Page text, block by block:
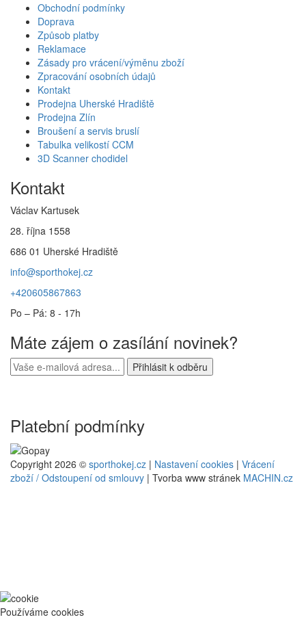
Obchodní podmínky
Doprava
Způsob platby
Reklamace
Zásady pro vrácení/výměnu zboží
Zpracování osobních údajů
Kontakt
Prodejna Uherské Hradiště
Prodejna Zlín
Broušení a servis bruslí
Tabulka velikostí CCM
3D Scanner chodidel
Kontakt
Václav Kartusek
28. října 1558
686 01 Uherské Hradiště
info@sporthokej.cz
+420605867863
Po – Pá: 8 - 17h
Máte zájem o zasílání novinek?
Platební podmínky
Copyright 2026 © sporthokej.cz | Nastavení cookies | Vrácení
zboží / Odstoupení od smlouvy | Tvorba www stránek MACHIN.cz
Používáme cookies